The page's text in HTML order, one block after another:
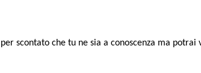
scontato che tu ne sia a conoscenza ma